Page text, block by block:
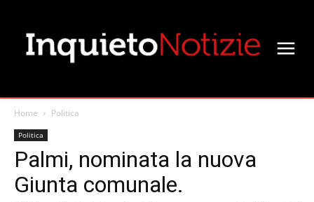
Home Politica
Politica
Palmi, nominata la nuova
Giunta comunale.